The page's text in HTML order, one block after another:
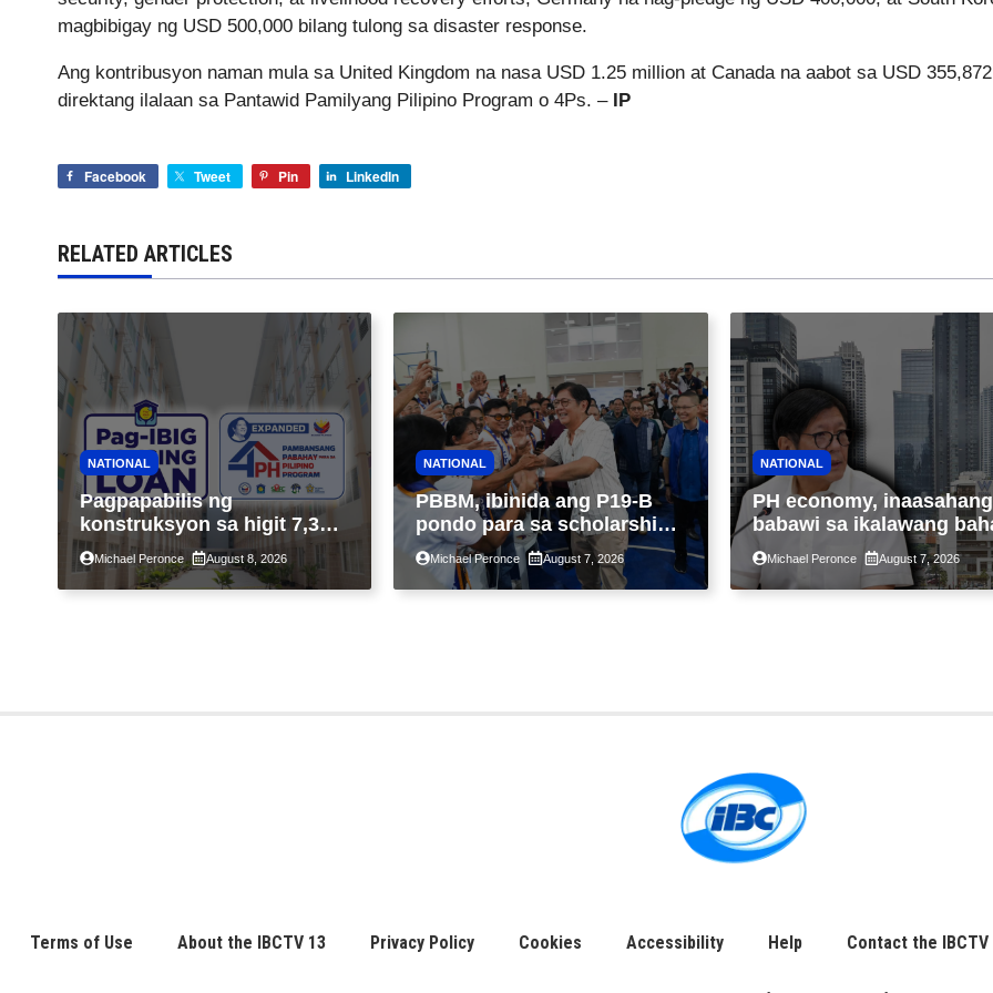
magbibigay ng USD 500,000 bilang tulong sa disaster response.
Ang kontribusyon naman mula sa United Kingdom na nasa USD 1.25 million at Canada na aabot sa USD
direktang ilalaan sa Pantawid Pamilyang Pilipino Program o 4Ps. – IP
Facebook Tweet Pin LinkedIn
RELATED ARTICLES
NATIONAL
Pagpapabilis ng
konstruksyon sa higit 7,300
kabahayan sa ilalim ng
Expanded 4PH, posible na
sa pagtutulungan ng Pag-
Michael Peronce August 8, 2026
NATIONAL
PBBM, ibinida ang P19-B
pondo para sa scholarship
ngayong taon, pinakamalaki
sa kasaysayan ng TESDA
Michael Peronce August 7, 2026
NATIONAL
PH economy, inaasahang
babawi sa ikalawang
ng taon kasunod ng 2.3%
GDP dulot ng Middle
war, pagkaantala ng
Michael Peronce August 7, 2026
Terms of Use About the IBCTV 13 Privacy Policy Cookies Accessibility Help Contact the IBCTV